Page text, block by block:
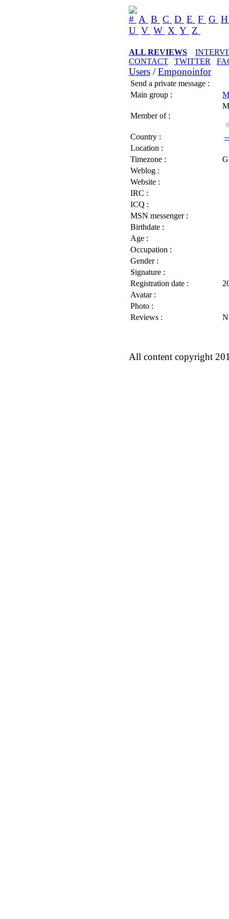
# A B C D E F G
U V W X Y Z
ALL REVIEWS
CONTACT
TWITTER
Users /Emponoinfor
Send a private message :
Main group :
Member of :
Country :
Location :
Timezone :
Weblog :
Website :
IRC :
ICQ :
MSN messenger :
Birthdate :
Age :
Occupation :
Gender :
Signature :
Registration date :
Avatar :
Photo :
Reviews :
All content copyright